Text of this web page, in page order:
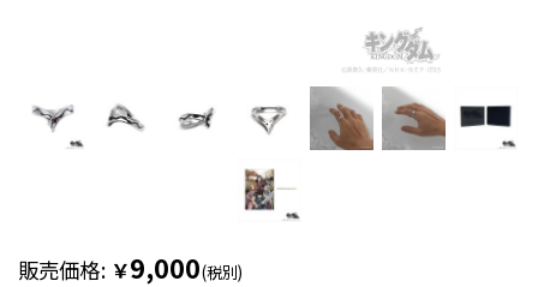
販売価格: ￥9,000(税別)